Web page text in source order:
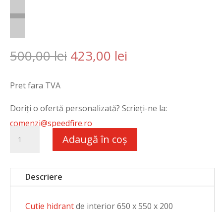
500,00lei Prețul
500,00 lei.
423,00 lei
Pret fara TVA
Doriţi o ofertă personalizată? Scrieţi-ne la:
comenzi@speedfire.ro
Adaugă în coș
Descriere
Cutie hidrantde interior 650 x 550 x 200